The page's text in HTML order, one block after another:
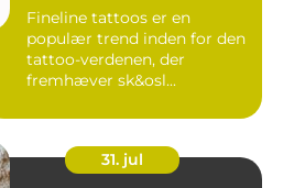
Fineline tattoos er en
populær trend inden for den
tattoo-verdenen, der
fremhæver sk&osl...
31. jul